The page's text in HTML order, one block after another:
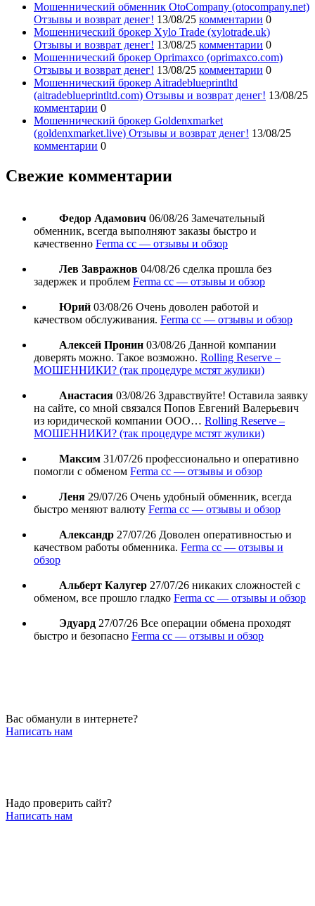
Мошеннический обменник OtoCompany (otocompany.net)
Отзывы и возврат денег! 13/08/25 комментарии 0
Мошеннический брокер Xylo Trade (xylotrade.uk)
Отзывы и возврат денег! 13/08/25 комментарии 0
Мошеннический брокер Oprimaxco (oprimaxco.com)
Отзывы и возврат денег! 13/08/25 комментарии 0
Мошеннический брокер Aitradeblueprintltd
(aitradeblueprintltd.com) Отзывы и возврат денег! 13/08/25
комментарии 0
Мошеннический брокер Goldenxmarket
(goldenxmarket.live) Отзывы и возврат денег! 13/08/25
комментарии 0
Свежие комментарии
Федор Адамович 06/08/26 Замечательный
обменник, всегда выполняют заказы быстро и
качественно Ferma cc — отзывы и обзор
Лев Завражнов 04/08/26 сделка прошла без
задержек и проблем Ferma cc — отзывы и обзор
Юрий 03/08/26 Очень доволен работой и
качеством обслуживания. Ferma cc — отзывы и обзор
Алексей Пронин 03/08/26 Данной компании
доверять можно. Такое возможно. Rolling Reserve –
МОШЕННИКИ? (так процедуре мстят жулики)
Анастасия 03/08/26 Здравствуйте! Оставила заявку
на сайте, со мной связался Попов Евгений Валерьевич
из юридической компании ООО… Rolling Reserve –
МОШЕННИКИ? (так процедуре мстят жулики)
Максим 31/07/26 профессионально и оперативно
помогли с обменом Ferma cc — отзывы и обзор
Леня 29/07/26 Очень удобный обменник, всегда
быстро меняют валюту Ferma cc — отзывы и обзор
Александр 27/07/26 Доволен оперативностью и
качеством работы обменника. Ferma cc — отзывы и
обзор
Альберт Калугер 27/07/26 никаких сложностей с
обменом, все прошло гладко Ferma cc — отзывы и обзор
Эдуард 27/07/26 Все операции обмена проходят
быстро и безопасно Ferma cc — отзывы и обзор
Вас обманули в интернете?
Написать нам
Надо проверить сайт?
Написать нам